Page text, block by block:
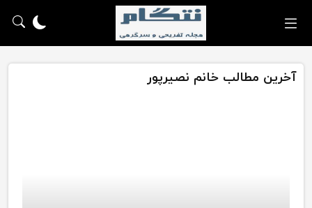
آخرین مطالب خانم نصیرپور